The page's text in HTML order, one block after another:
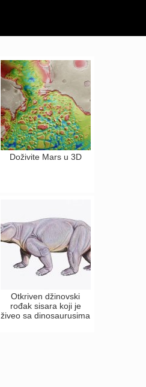
Doživite Mars u 3D
Otkriven džinovski
rođak sisara koji je
živeo sa dinosaurusima